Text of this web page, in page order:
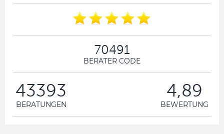
70491
BERATER CODE
43393
BERATUNGEN
4,89
BEWERTUNG